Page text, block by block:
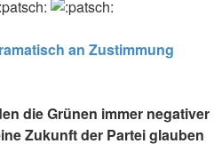
an Zustimmung
die Grünen immer negativer
Zukunft der Partei glauben